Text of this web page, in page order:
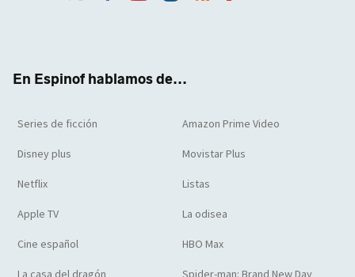
En Espinof hablamos de...
Series de ficción Amazon Prime Video
Disney plus Movistar Plus
Netflix Listas
Apple TV La odisea
Cine español HBO Max
La casa del dragón Spider-man: Brand New Day